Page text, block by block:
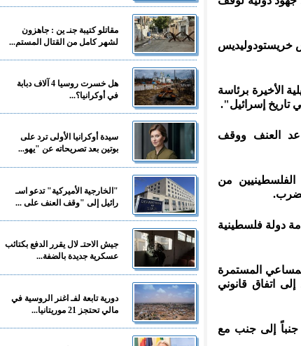
خريستودوليديس
الأخيرة برئاسة
تاريخ إسرائيل".
العنف ووقف
الفلسطينيين من
دولة فلسطينية
المستمرة
اتفاق قانوني
إلى جنب مع
مقاتلو كتيبة جنـ ين : جاهزون
لشهر كامل من القتال المستم...
هل خسرت روسيا 4 آلاف دبابة
في أوكرانيا؟...
سيدة أوكرانيا الأولى ترد على
بوتين بعد تصريحاته عن "يهو...
"الخارجية الأميركية" تدعو اسـ
رائيل إلى "وقف العنف على ...
جيش الاحتـ لال يقرر الدفع بكتائب
عسكرية جديدة بالضفة...
دورية تابعة لفـ اغنر الروسية في
مالي تحتجز 21 موريتانيا...